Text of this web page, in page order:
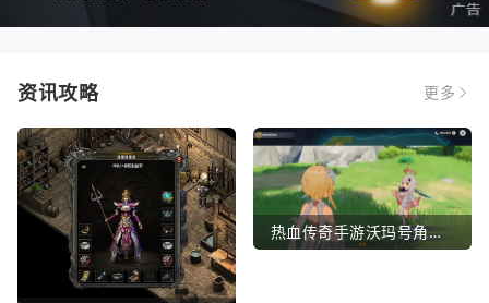
资讯攻略 更多
热血传奇手游沃玛号角（热血传奇沃玛装备隐藏属性）